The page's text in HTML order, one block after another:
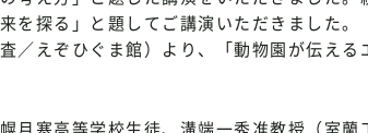
探る」と題してご講演いただきました。
／えぞひぐま館）より、「動物園が伝える